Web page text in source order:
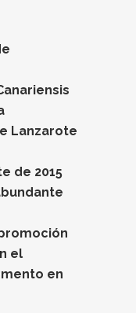
Lanzarote
de 2015
el
en